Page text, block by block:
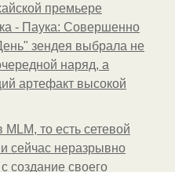
премьере
- Паука: Совершенно
зендея выбрала не
наряд, а
артефакт высокой
MLM, то есть сетевой
сейчас неразрывно
создание своего